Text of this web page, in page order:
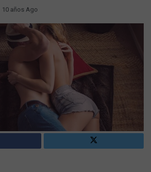
10 años Ago